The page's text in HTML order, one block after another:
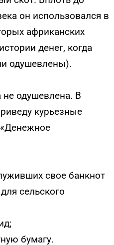
он использовался в
африканских
денег, когда
одушевлены).
одушевлена. В
курьезные
«Денежное
свое банкнот
сельского
бумагу.